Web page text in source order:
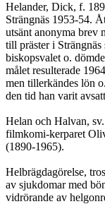
Helander, Dick, f.
Strängnäs 1953-54.
utsänt anonyma brev
till präster i
biskopsvalet o.
målet resulterade
men tillerkändes lön
den tid han varit
Helan och Halvan,
filmkomi-kerparet
(1890-1965).
Helbrägdagörelse,
av sjukdomar med
vidrörande av